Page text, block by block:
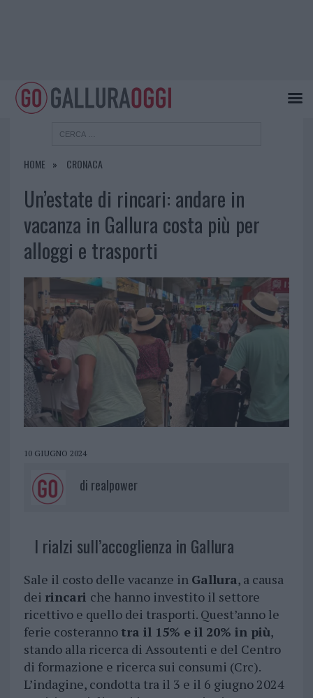
HOME CRONACA
Un’estate di rincari: andare in
vacanza in Gallura costa più per
alloggi e trasporti
10 GIUGNO 2024
di realpower
I rialzi sull’accoglienza in Gallura
Sale il costo delle vacanze in Gallura, a causa
dei rincari che hanno investito il settore
ricettivo e quello dei trasporti. Quest’anno le
ferie costeranno tra il 15% e il 20% in più,
stando alla ricerca di Assoutenti e del Centro
di formazione e ricerca sui consumi (Crc).
L’indagine, condotta tra il 3 e il 6 giugno 2024